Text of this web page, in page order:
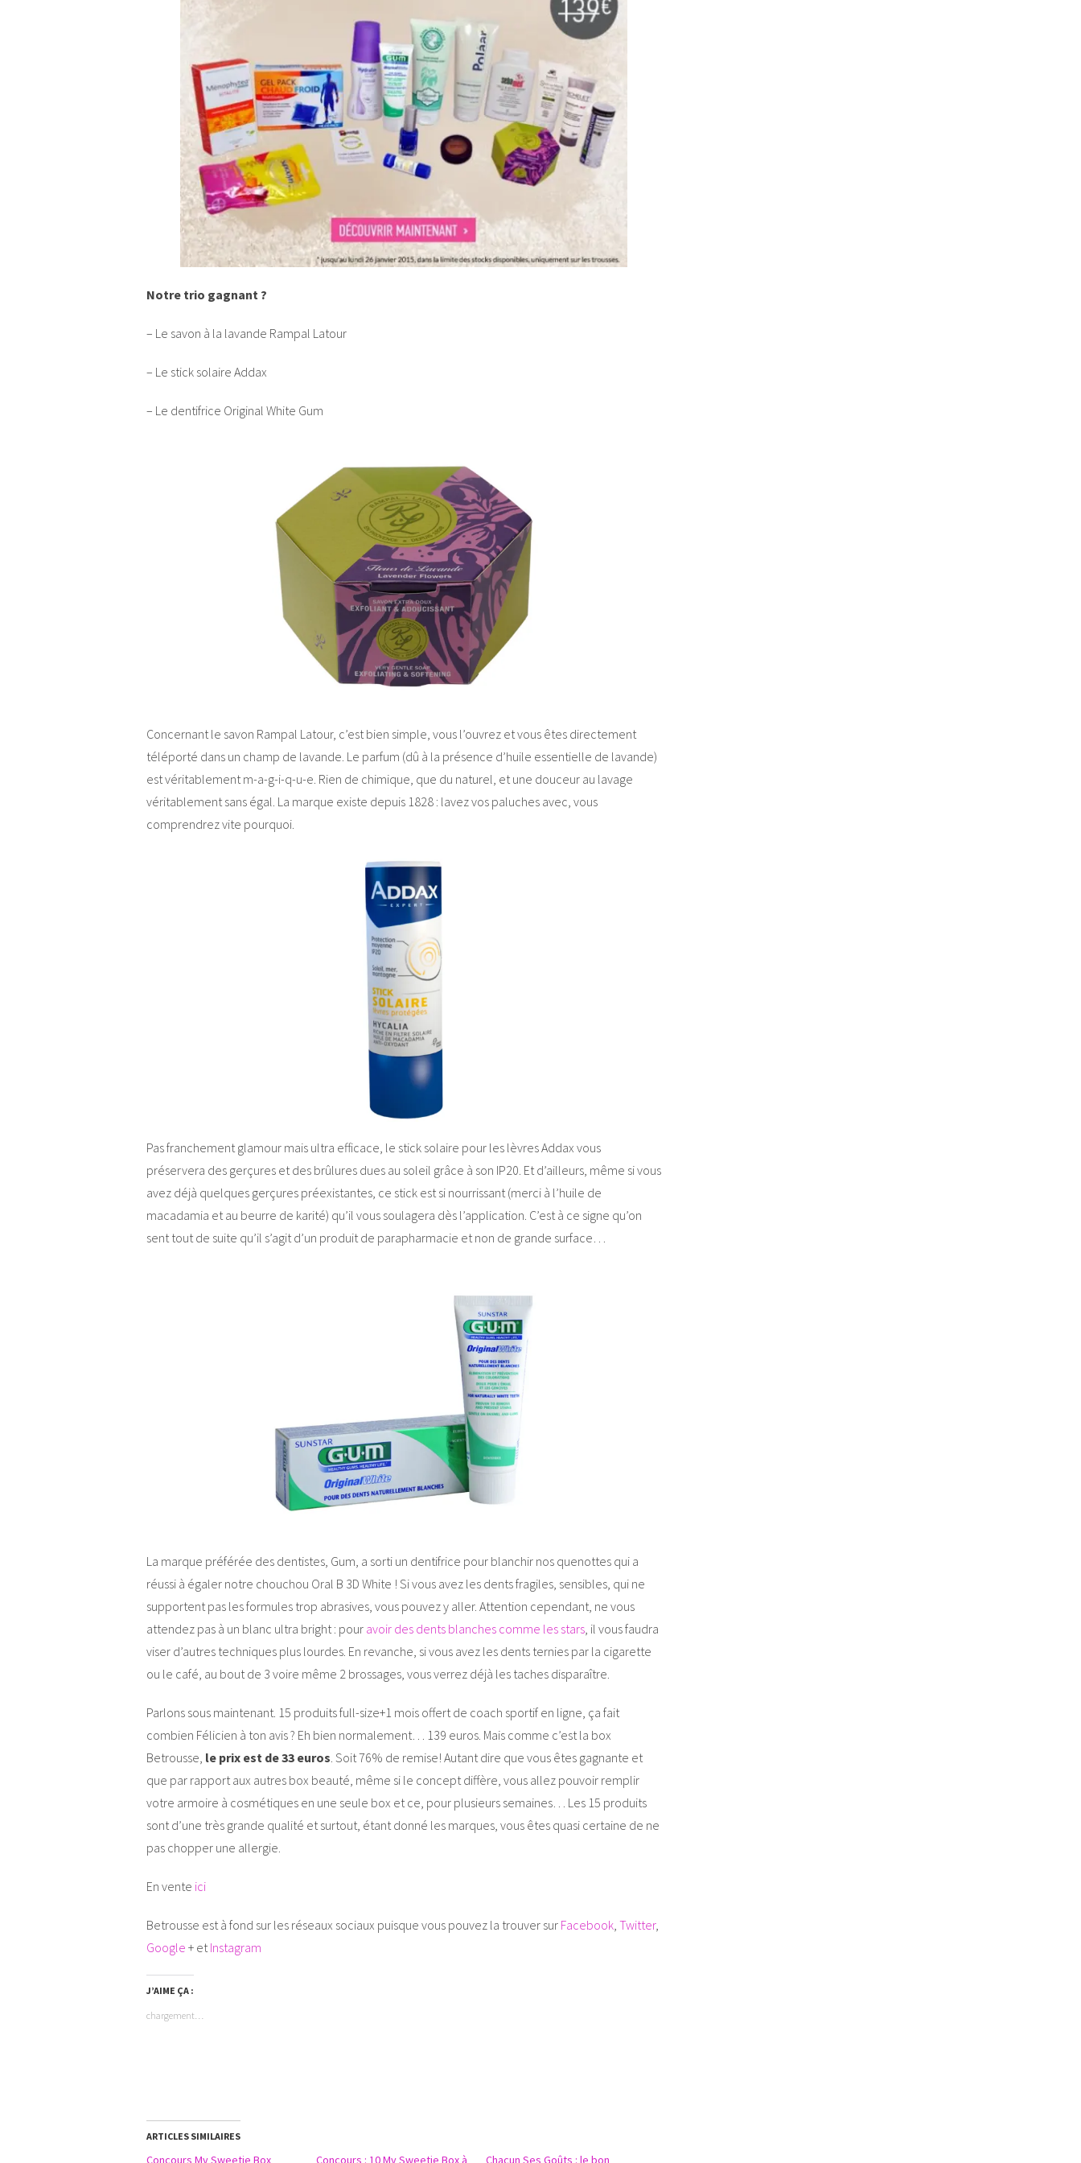
Notre trio gagnant ?
– Le savon à la lavande Rampal Latour
– Le stick solaire Addax
– Le dentifrice Original White Gum
Concernant le savon Rampal Latour, c’est bien simple, vous l’ouvrez et vous êtes directement
téléporté dans un champ de lavande. Le parfum (dû à la présence d’huile essentielle de lavande)
est véritablement m-a-g-i-q-u-e. Rien de chimique, que du naturel, et une douceur au lavage
véritablement sans égal. La marque existe depuis 1828 : lavez vos paluches avec, vous
comprendrez vite pourquoi.
Pas franchement glamour mais ultra efficace, le stick solaire pour les lèvres Addax vous
préservera des gerçures et des brûlures dues au soleil grâce à son IP20. Et d’ailleurs, même si vous
avez déjà quelques gerçures préexistantes, ce stick est si nourrissant (merci à l’huile de
macadamia et au beurre de karité) qu’il vous soulagera dès l’application. C’est à ce signe qu’on
sent tout de suite qu’il s’agit d’un produit de parapharmacie et non de grande surface…
La marque préférée des dentistes, Gum, a sorti un dentifrice pour blanchir nos quenottes qui a
réussi à égaler notre chouchou Oral B 3D White ! Si vous avez les dents fragiles, sensibles, qui ne
supportent pas les formules trop abrasives, vous pouvez y aller. Attention cependant, ne vous
attendez pas à un blanc ultra bright : pour avoir des dents blanches comme les stars, il vous faudra
viser d’autres techniques plus lourdes. En revanche, si vous avez les dents ternies par la cigarette
ou le café, au bout de 3 voire même 2 brossages, vous verrez déjà les taches disparaître.
Parlons sous maintenant. 15 produits full-size+1 mois offert de coach sportif en ligne, ça fait
combien Félicien à ton avis ? Eh bien normalement… 139 euros. Mais comme c’est la box
Betrousse, le prix est de 33 euros. Soit 76% de remise! Autant dire que vous êtes gagnante et
que par rapport aux autres box beauté, même si le concept diffère, vous allez pouvoir remplir
votre armoire à cosmétiques en une seule box et ce, pour plusieurs semaines… Les 15 produits
sont d’une très grande qualité et surtout, étant donné les marques, vous êtes quasi certaine de ne
pas chopper une allergie.
En vente ici
Betrousse est à fond sur les réseaux sociaux puisque vous pouvez la trouver sur Facebook, Twitter,
Google + etInstagram
J’AIME ÇA :
chargement…
ARTICLES SIMILAIRES
Concours My Sweetie Box Concours : 10 My Sweetie Box à Chacun Ses Goûts : le bon